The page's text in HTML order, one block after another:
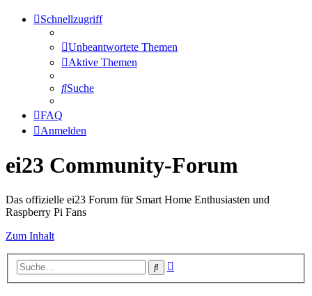
Schnellzugriff
Unbeantwortete Themen
Aktive Themen
Suche
FAQ
Anmelden
ei23 Community-Forum
Das offizielle ei23 Forum für Smart Home Enthusiasten und
Raspberry Pi Fans
Zum Inhalt
Suche